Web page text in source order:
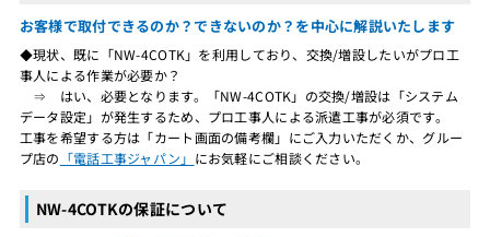
お客様で取付できるのか？できないのか？を中心に解説いたします
◆現状、既に「NW-4COTK」を利用しており、交換/増設したいがプロ工
事人による作業が必要か？
⇒ はい、必要となります。「NW-4COTK」の交換/増設は「システム
データ設定」が発生するため、プロ工事人による派遣工事が必須です。
工事を希望する方は「カート画面の備考欄」にご入力いただくか、グルー
プ店の 「電話工事ジャパン」 にお気軽にご相談ください。
NW-4COTKの保証について